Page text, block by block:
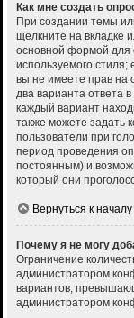
Как мне создать
При создании темы
щёлкните на вкладке
основной формой для
используемого
вы не имеете прав на
два варианта ответа
каждый вариант
также можете задать
пользователи при
период проведения
постоянным) и
который они
Вернуться к началу
Почему я не могу
Ограничение
администратором
вариантов,
администратором